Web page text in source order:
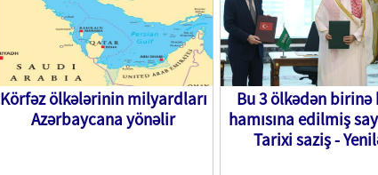
Körfəz ölkələrinin milyardları
Azərbaycana yönəlir
Bu 3 ölkədən birinə
hamısına edilmiş
Tarixi saziş -